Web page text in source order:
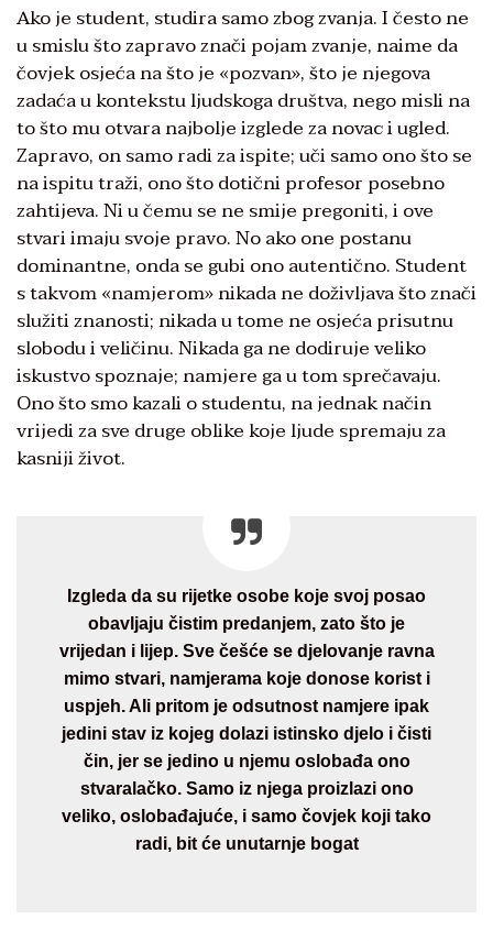
Ako je student, studira samo zbog zvanja. I često ne
u smislu što zapravo znači pojam zvanje, naime da
čovjek osjeća na što je «pozvan», što je njegova
zadaća u kontekstu ljudskoga društva, nego misli na
to što mu otvara najbolje izglede za novac i ugled.
Zapravo, on samo radi za ispite; uči samo ono što se
na ispitu traži, ono što dotični profesor posebno
zahtijeva. Ni u čemu se ne smije pregoniti, i ove
stvari imaju svoje pravo. No ako one postanu
dominantne, onda se gubi ono autentično. Student
s takvom «namjerom» nikada ne doživljava što znači
služiti znanosti; nikada u tome ne osjeća prisutnu
slobodu i veličinu. Nikada ga ne dodiruje veliko
iskustvo spoznaje; namjere ga u tom sprečavaju.
Ono što smo kazali o studentu, na jednak način
vrijedi za sve druge oblike koje ljude spremaju za
kasniji život.
Izgleda da su rijetke osobe koje svoj posao
obavljaju čistim predanjem, zato što je
vrijedan i lijep. Sve češće se djelovanje ravna
mimo stvari, namjerama koje donose korist i
uspjeh. Ali pritom je odsutnost namjere ipak
jedini stav iz kojeg dolazi istinsko djelo i čisti
čin, jer se jedino u njemu oslobađa ono
stvaralačko. Samo iz njega proizlazi ono
veliko, oslobađajuće, i samo čovjek koji tako
radi, bit će unutarnje bogat